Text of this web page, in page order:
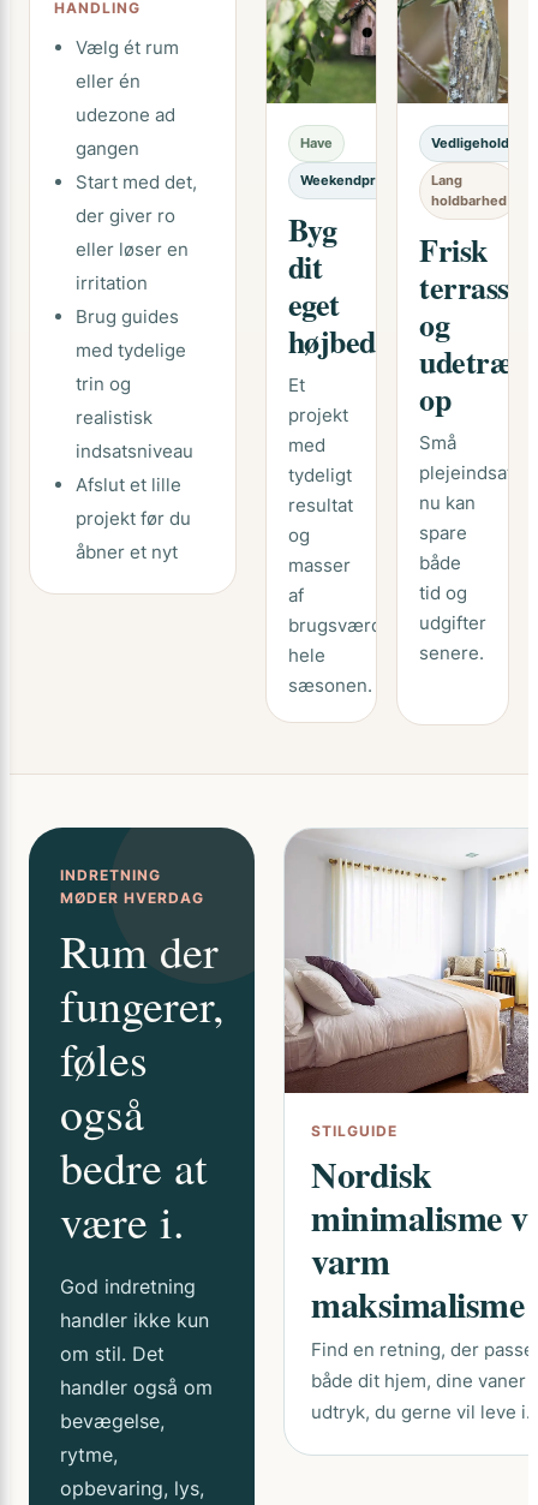
HANDLING
Vælg ét rum
eller én
udezone ad
gangen
Start med det,
der giver ro
eller løser en
irritation
Brug guides
med tydelige
trin og
realistisk
indsatsniveau
Afslut et lille
projekt før du
åbner et nyt
Have
Weekendprojekt
Byg
dit
eget
højbed
Et
projekt
med
tydeligt
resultat
og
masser
af
brugsværdi
hele
sæsonen.
Vedligeholdelse
Lang
holdbarhed
Frisk
terrasse
og
udetræ
op
Små
nu kan
spare
både
tid og
udgifter
senere.
INDRETNING
MØDER HVERDAG
Rum der
fungerer,
føles
også
bedre at
være i.
God indretning
handler ikke kun
om stil. Det
handler også om
bevægelse,
rytme,
opbevaring, lys,
STILGUIDE
Nordisk
minimalisme
varm
maksimalisme
Find en retning, der
både dit hjem, dine vaner
udtryk, du gerne vil leve i.